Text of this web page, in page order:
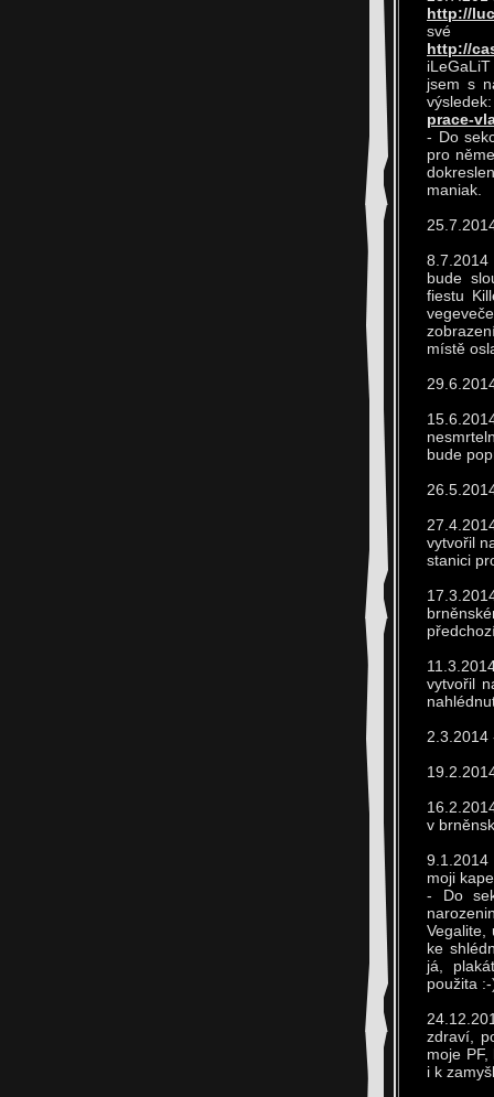
http://
své
http://
jsem s
prace-
- Do
pro
maniak.
bude
fiestu
místě
bude
vytvořil
stanici
vytvořil
2.3.2014
v
9.1.2014
moji
- Do
Vegalite,
ke
já,
použita
zdraví,
moje
i k